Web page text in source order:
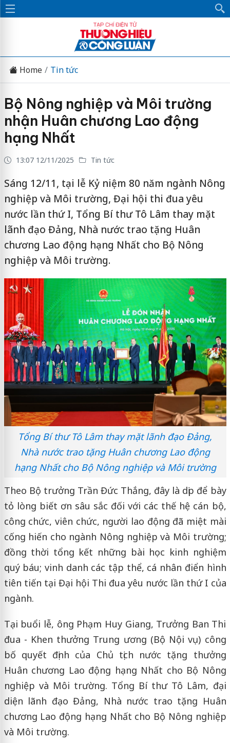
Home Tin tức
Bộ Nông nghiệp và Môi trường
nhận Huân chương Lao động
hạng Nhất
13:07 12/11/2025 Tin tức
Sáng 12/11, tại lễ Kỷ niệm 80 năm ngành Nông
nghiệp và Môi trường, Đại hội thi đua yêu
nước lần thứ I, Tổng Bí thư Tô Lâm thay mặt
lãnh đạo Đảng, Nhà nước trao tặng Huân
chương Lao động hạng Nhất cho Bộ Nông
nghiệp và Môi trường.
Tổng Bí thư Tô Lâm thay mặt lãnh đạo Đảng,
Nhà nước trao tặng Huân chương Lao động
hạng Nhất cho Bộ Nông nghiệp và Môi trường
Theo Bộ trưởng Trần Đức Thắng, đây là dịp để bày
tỏ lòng biết ơn sâu sắc đối với các thế hệ cán bộ,
công chức, viên chức, người lao động đã miệt mài
cống hiến cho ngành Nông nghiệp và Môi trường;
đồng thời tổng kết những bài học kinh nghiệm
quý báu; vinh danh các tập thể, cá nhân điển hình
tiên tiến tại Đại hội Thi đua yêu nước lần thứ I của
ngành.
Tại buổi lễ, ông Phạm Huy Giang, Trưởng Ban Thi
đua - Khen thưởng Trung ương (Bộ Nội vụ) công
bố quyết định của Chủ tịch nước tặng thưởng
Huân chương Lao động hạng Nhất cho Bộ Nông
nghiệp và Môi trường. Tổng Bí thư Tô Lâm, đại
diện lãnh đạo Đảng, Nhà nước trao tặng Huân
chương Lao động hạng Nhất cho Bộ Nông nghiệp
và Môi trường.